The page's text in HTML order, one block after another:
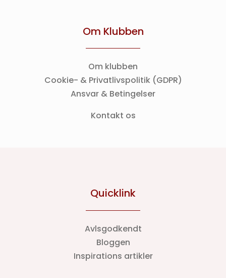
Om Klubben
Om klubben
Cookie- & Privatlivspolitik (GDPR)
Ansvar & Betingelser
Kontakt os
Quicklink
Avlsgodkendt
Bloggen
Inspirations artikler